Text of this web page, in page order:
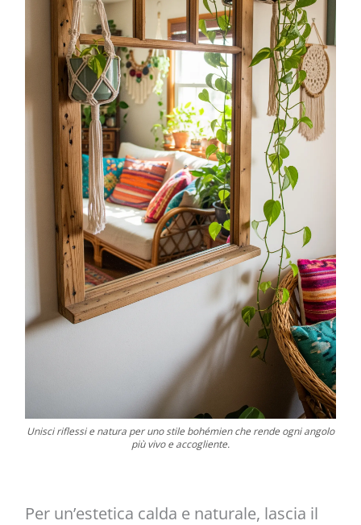
Unisci riflessi e natura per uno stile bohémien che rende ogni angolo
più vivo e accogliente.
Per un’estetica calda e naturale, lascia il